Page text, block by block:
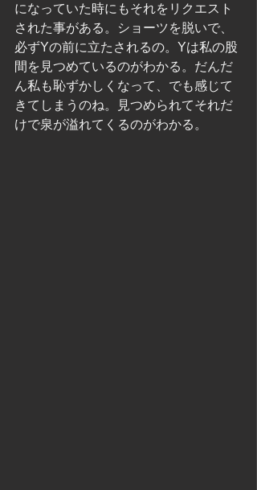
になっていた時にもそれをリクエスト
された事がある。ショーツを脱いで、
必ずYの前に立たされるの。Yは私の股
間を見つめているのがわかる。だんだ
ん私も恥ずかしくなって、でも感じて
きてしまうのね。見つめられてそれだ
けで泉が溢れてくるのがわかる。